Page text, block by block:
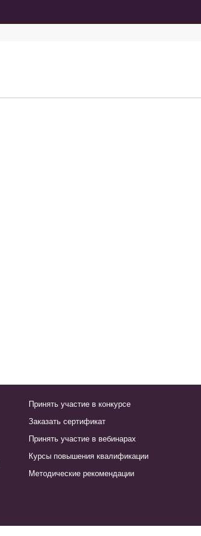
Принять участие в конкурсе
Заказать сертификат
Принять участие в вебинарах
Курсы повышения квалификации
Методические рекомендации